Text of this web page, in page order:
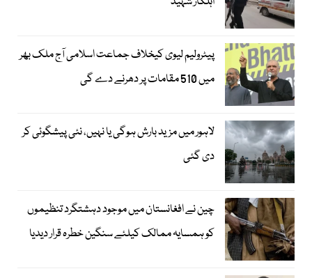
پیٹرولیم لیوی کیخلاف جماعت اسلامی آج ملک بھر
میں 510 مقامات پر دھرنے دے گی
لاہور میں مزید بارش ہوگی یا نہیں، نئی پیشگوئی کر
دی گئی
چین نے افغانستان میں موجود دہشتگرد تنظیموں
کو ہمسایہ ممالک کیلئے سنگین خطرہ قرار دیدیا